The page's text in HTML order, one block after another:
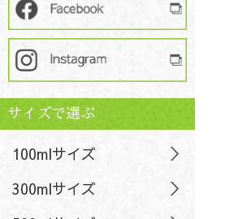
サイズで選ぶ
100mlサイズ
300mlサイズ